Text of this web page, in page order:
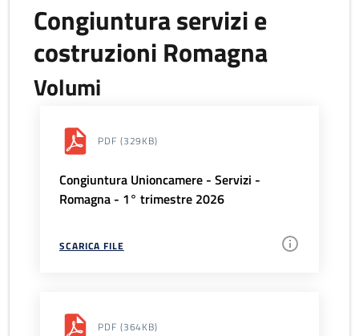
Congiuntura servizi e
costruzioni Romagna
Volumi
PDF (329KB)
Congiuntura Unioncamere - Servizi -
Romagna - 1° trimestre 2026
SCARICA FILE
PDF (364KB)